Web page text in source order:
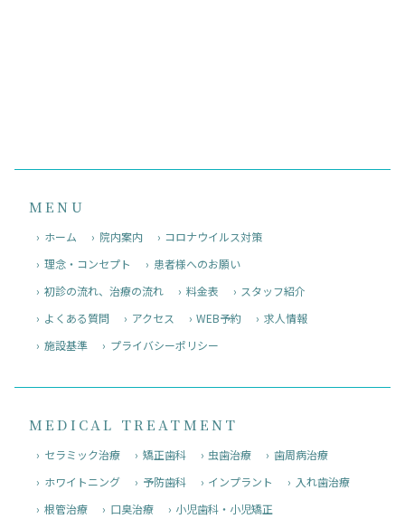
MENU
ホーム 院内案内
コロナウイルス対策
理念・コンセプト
患者様へのお願い
初診の流れ、治療の流れ
料金表
スタッフ紹介
よくある質問
アクセス WEB予約
求人情報
施設基準
プライバシーポリシー
MEDICAL TREATMENT
セラミック治療 矯正歯科 虫歯治療
歯周病治療
ホワイトニング
予防歯科 インプラント
入れ歯治療
根管治療
口臭治療
小児歯科・小児矯正